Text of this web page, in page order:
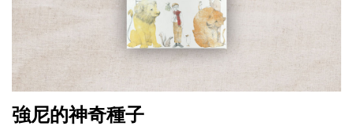
強尼的神奇種子